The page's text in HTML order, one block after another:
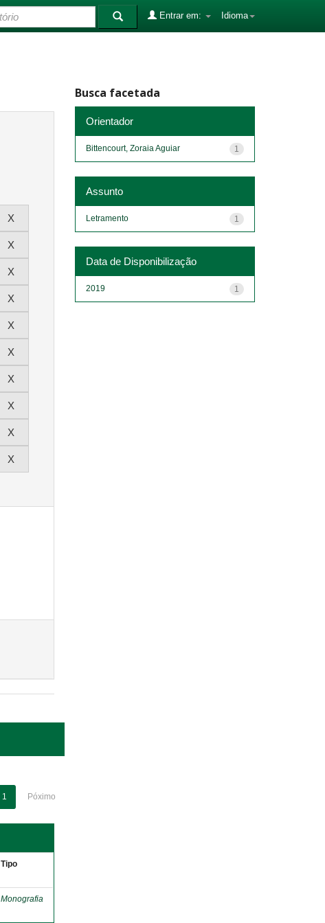
Idioma
Entrar em:
1 Póximo
Tipo
Monografia
Busca facetada
Orientador
1
Bittencourt, Zoraia Aguiar
Assunto
1
Letramento
Data de Disponibilização
1
2019